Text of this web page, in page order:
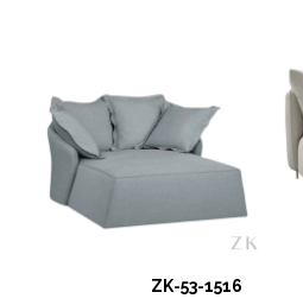
ZK-53-1516